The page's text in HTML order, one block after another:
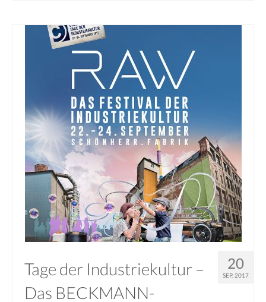
20
SEP. 2017
Tage der Industriekultur –
Das BECKMANN-